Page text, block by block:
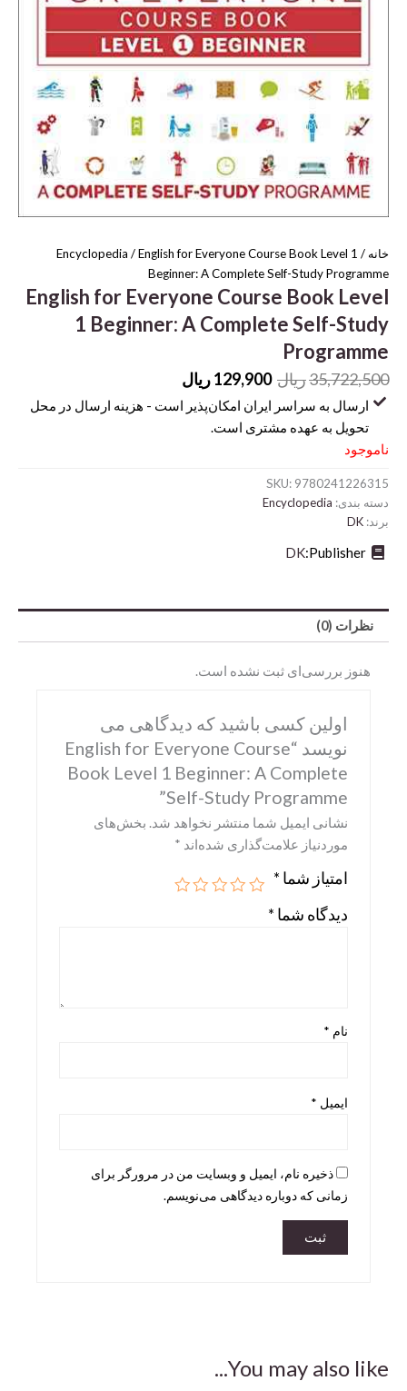
DK
Hirmer
Miscellaneous
Motorbooks
Skira
Taschen
teNeues
خانه /
Encyclopedia / English for Everyone Course Book Level 1
Beginner: A Complete Self-Study Programme
English for Everyone Course Book Level
1 Beginner: A Complete Self-Study
Programme
35,722,500ریال قیمت
اصلی
129,900ریال
فعلی
ارسال به سراسر ایران امکان‌پذیر است - هزینه ارسال در محل
تحویل به عهده مشتری است.
ناموجود
SKU: 9780241226315
دسته بندی: Encyclopedia
برند: DK
Publisher:
DK
نظرات (0)
هنوز بررسی‌ای ثبت نشده است.
اولین کسی باشید که دیدگاهی می
نویسد “English for Everyone Course
Book Level 1 Beginner: A Complete
Self-Study Programme”
نشانی ایمیل شما منتشر نخواهد شد. بخش‌های
موردنیاز علامت‌گذاری شده‌اند *
امتیاز شما *
دیدگاه شما *
نام *
ایمیل *
ذخیره نام، ایمیل و وبسایت من در مرورگر برای
زمانی که دوباره دیدگاهی می‌نویسم.
You may also like...